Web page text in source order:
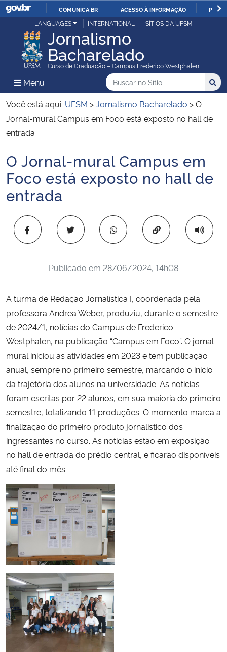
IR
PARA
O
CONTEÚDO
COMUNICA BR ACESSO À INFORMAÇÃO
Ministério da Justiça e Segurança Pública
Ministério da Defesa
Ministério das Relações Exteriores
Ministério da Economia
Ministério da Infraestrutura
Ministério da Agricultura, Pecuária e Abastecimento
Ministério da Cidadania
Ministério da Ciência, Tecnologia, Inovações e Comunicações
Ministério do Meio Ambiente
Ministério do Turismo
Ministério do Desenvolvimento Regional
Controladoria-Geral da União
Ministério da Mulher, da Família e dos Direitos Humanos
Secretaria de Governo
Gabinete de Segurança Institucional
Advocacia-Geral da União
Banco Central do Brasil
Planalto
LANGUAGES INTERNATIONAL SÍTIOS DA UFSM
Jornalismo
Bacharelado
Curso de Graduação – Campus Frederico Westphalen
Menu Menu Principal do Sítio
Busca
Buscar no no Sítio
Busca:
Você está aqui: UFSM >Jornalismo Bacharelado >O
Jornal-mural Campus em Foco está exposto no hall de
entrada
Início do conteúdo
O Jornal-mural Campus em
Foco está exposto no hall de
entrada
Copiar para área
Publicado em 28/06/2024, 14h08
A turma de Redação Jornalística I, coordenada pela
professora Andrea Weber, produziu, durante o semestre
de 2024/1, notícias do Campus de Frederico
Westphalen, na publicação “Campus em Foco”. O jornal-
mural iniciou as atividades em 2023 e tem publicação
anual, sempre no primeiro semestre, marcando o início
da trajetória dos alunos na universidade. As notícias
foram escritas por 22 alunos, em sua maioria do primeiro
semestre, totalizando 11 produções. O momento marca a
finalização do primeiro produto jornalístico dos
ingressantes no curso. As notícias estão em exposição
no hall de entrada do prédio central, e ficarão disponíveis
até final do mês.